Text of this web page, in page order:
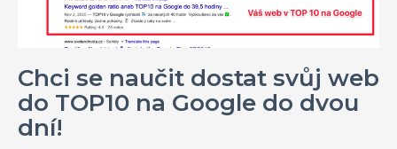
Chci se naučit dostat svůj web
do TOP10 na Google do dvou
dní!